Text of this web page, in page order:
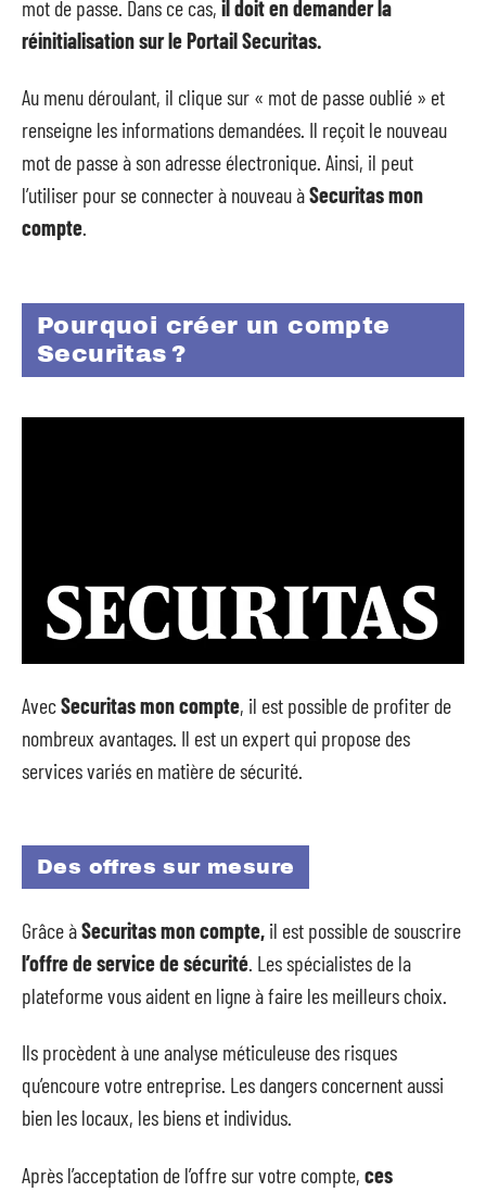
mot de passe. Dans ce cas, il doit en demander la
réinitialisation sur le Portail Securitas.
Au menu déroulant, il clique sur « mot de passe oublié » et
renseigne les informations demandées. Il reçoit le nouveau
mot de passe à son adresse électronique. Ainsi, il peut
l’utiliser pour se connecter à nouveau àSecuritas mon
compte.
Pourquoi créer un compte
Securitas ?
AvecSecuritas mon compte, il est possible de profiter de
nombreux avantages. Il est un expert qui propose des
services variés en matière de sécurité.
Des offres sur mesure
Grâce àSecuritas mon compte, il est possible de souscrire
l’offre de service de sécurité. Les spécialistes de la
plateforme vous aident en ligne à faire les meilleurs choix.
Ils procèdent à une analyse méticuleuse des risques
qu’encoure votre entreprise. Les dangers concernent aussi
bien les locaux, les biens et individus.
Après l’acceptation de l’offre sur votre compte, ces